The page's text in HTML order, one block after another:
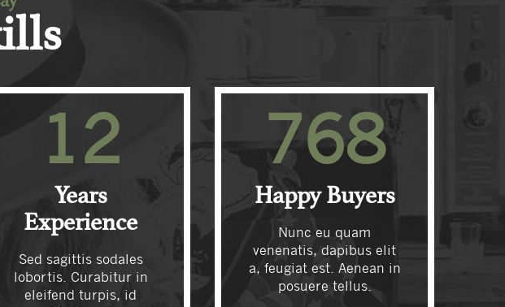
12
Years
Experience
Sed sagittis sodales
lobortis. Curabitur in
eleifend turpis, id
768
Happy Buyers
Nunc eu quam
venenatis, dapibus elit
a, feugiat est. Aenean in
posuere tellus.